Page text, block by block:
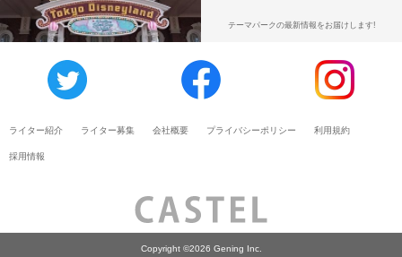
テーマパークの最新情報をお届けします!
ライター紹介 ライター募集 会社概要 プライバシーポリシー 利用規約
採用情報
Copyright ©2026 Gening Inc.